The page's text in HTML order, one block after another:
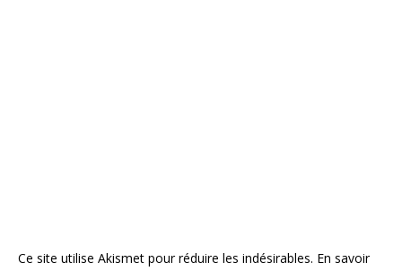
Ce site utilise Akismet pour réduire les indésirables. En savoir